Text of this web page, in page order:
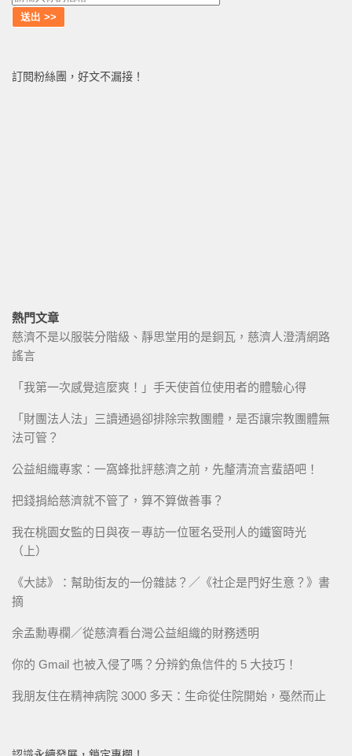
訂閱粉絲團，好文不漏接！
熱門文章
慈濟不是以服裝分階級、靜思堂用的是銅瓦，慈濟人澄清網路
謠言
「我第一次感覺這麼爽！」手天使首位使用者的體驗心得
「財團法人法」三讀通過卻排除宗教團體，是否讓宗教團體無
法可管？
公益組織專家：一窩蜂批評慈濟之前，先釐清流言蜚語吧！
把錢捐給慈濟就不管了，算不算做善事？
我在桃園女監的日與夜－專訪一位匿名受刑人的鐵窗時光
（上）
《大誌》：幫助街友的一份雜誌？／《社企是門好生意？》書
摘
余孟勳專欄／從慈濟看台灣公益組織的財務透明
你的 Gmail 也被入侵了嗎？分辨釣魚信件的 5 大技巧！
我朋友住在精神病院 3000 多天：生命從住院開始，戞然而止